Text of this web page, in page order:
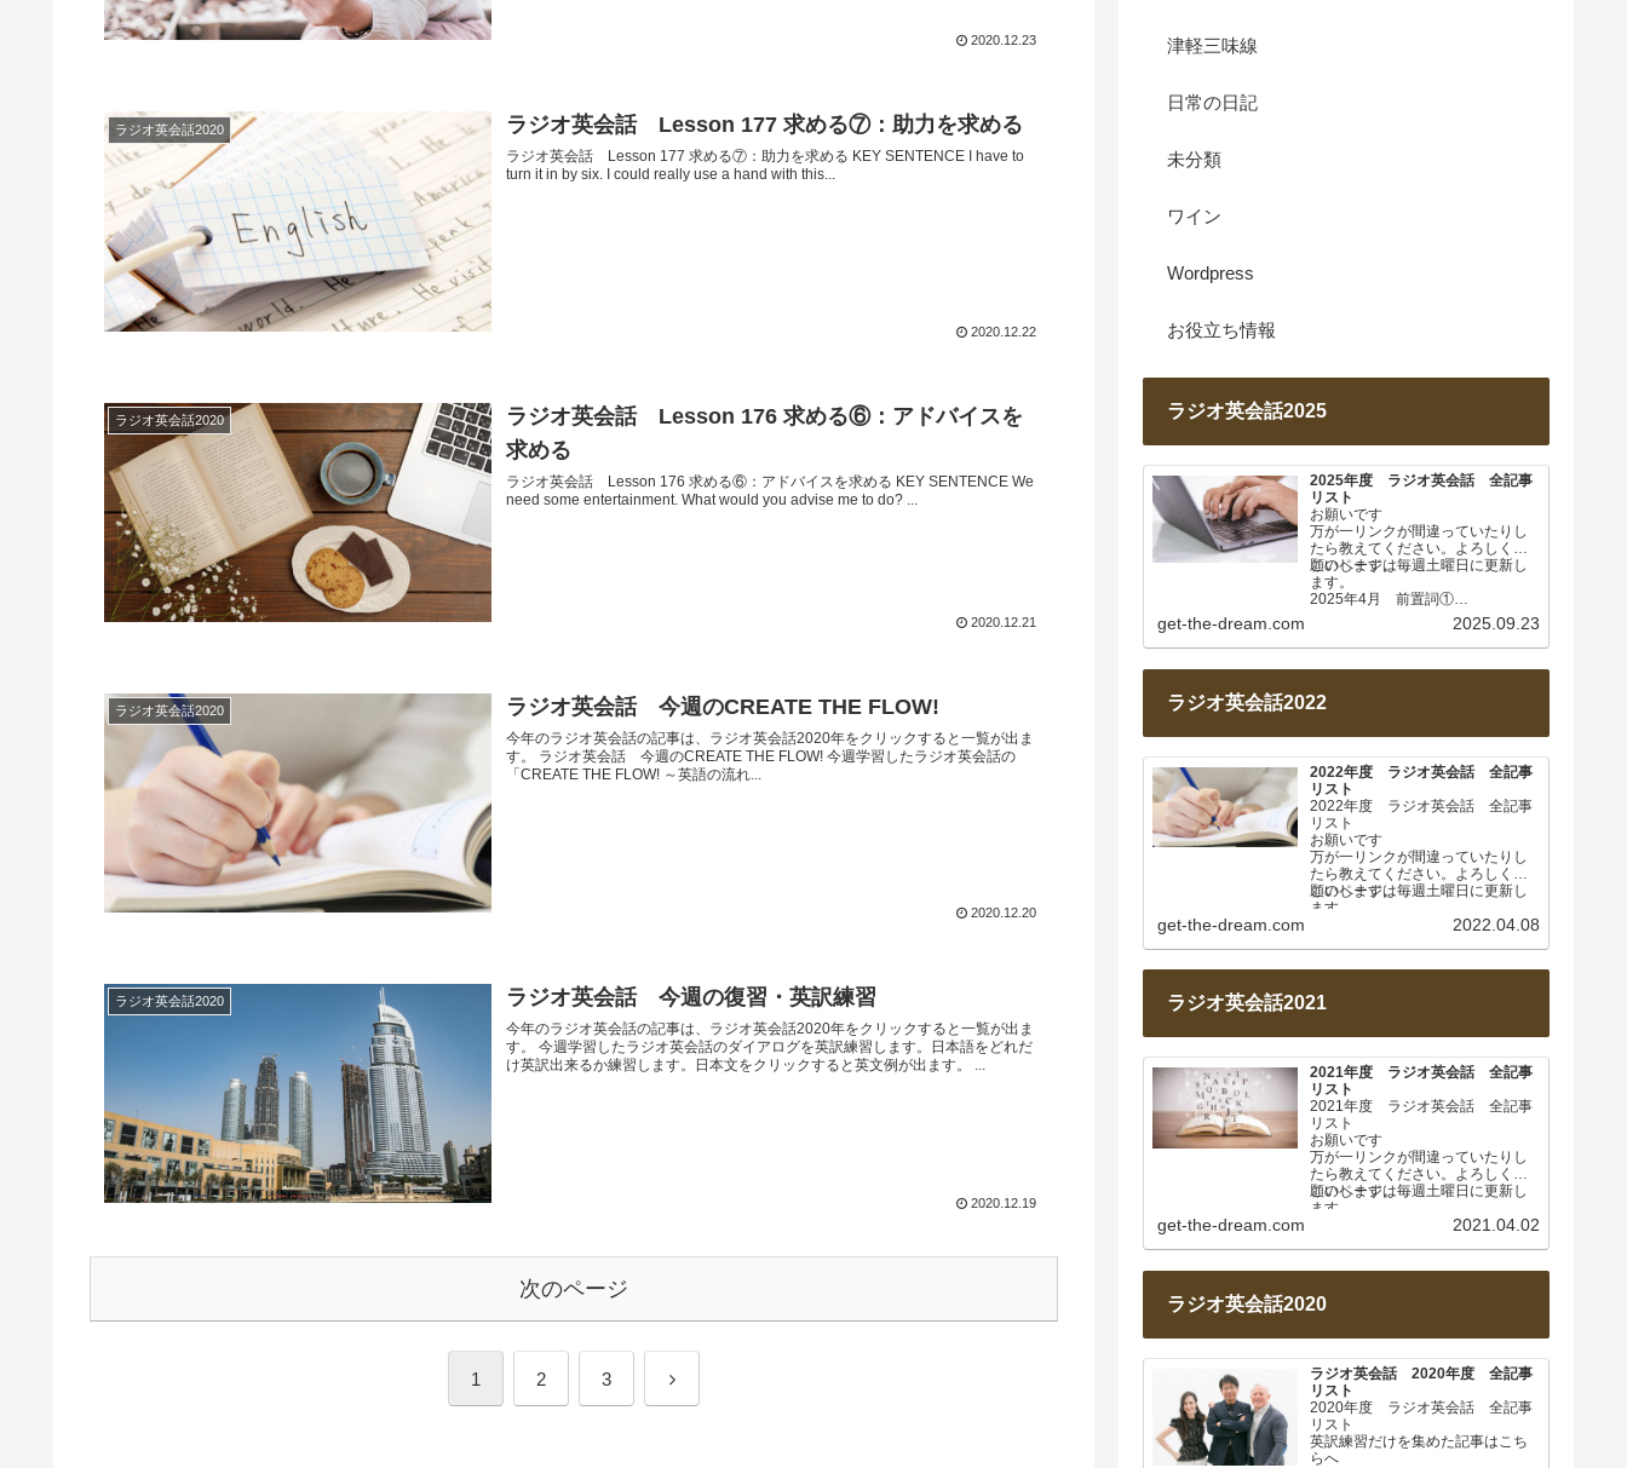
2020.12.23
ラジオ英会話2020 ラジオ英会話 Lesson 177 求める⑦：助力を求める
ラジオ英会話 Lesson 177 求める⑦：助力を求める KEY SENTENCE I have to
turn it in by six. I could really use a hand with this...
2020.12.22
ラジオ英会話2020
ラジオ英会話 Lesson 176 求める⑥：アドバイスを
求める
ラジオ英会話 Lesson 176 求める⑥：アドバイスを求める KEY SENTENCE We
need some entertainment. What would you advise me to do? ...
2020.12.21
ラジオ英会話2020 ラジオ英会話 今週のCREATE THE FLOW!
今年のラジオ英会話の記事は、ラジオ英会話2020年をクリックすると一覧が出ま
す。 ラジオ英会話 今週のCREATE THE FLOW! 今週学習したラジオ英会話の
「CREATE THE FLOW! ～英語の流れ...
2020.12.20
ラジオ英会話2020 ラジオ英会話 今週の復習・英訳練習
今年のラジオ英会話の記事は、ラジオ英会話2020年をクリックすると一覧が出ま
す。 今週学習したラジオ英会話のダイアログを英訳練習します。日本語をどれだ
け英訳出来るか練習します。日本文をクリックすると英文例が出ます。 ...
2020.12.19
次のページ
1 2 3
津軽三味線
日常の日記
未分類
ワイン
Wordpress
お役立ち情報
ラジオ英会話2025
2025年度 ラジオ英会話 全記事
リスト
お願いです
万が一リンクが間違っていたりし
たら教えてください。よろしくお
願いします。
このページは毎週土曜日に更新し
ます。
2025年4月 前置詞①
Lesson 001 前置詞about
get-the-dream.com 2025.09.23
ラジオ英会話2022
2022年度 ラジオ英会話 全記事
リスト
2022年度 ラジオ英会話 全記事
リスト
お願いです
万が一リンクが間違っていたりし
たら教えてください。よろしくお
願いします。
このページは毎週土曜日に更新し
ます。
2022年4月 基本動詞① 日…
get-the-dream.com 2022.04.08
ラジオ英会話2021
2021年度 ラジオ英会話 全記事
リスト
2021年度 ラジオ英会話 全記事
リスト
お願いです
万が一リンクが間違っていたりし
たら教えてください。よろしくお
願いします。
このページは毎週土曜日に更新し
ます。
2021年4月 なぜ日本人は英…
get-the-dream.com 2021.04.02
ラジオ英会話2020
ラジオ英会話 2020年度 全記事
リスト
2020年度 ラジオ英会話 全記事
リスト
英訳練習だけを集めた記事はこち
らへ